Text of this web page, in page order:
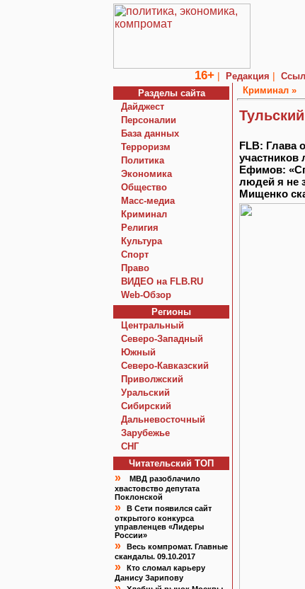
16+ | Редакция |
Разделы сайта
Дайджест
Персоналии
База данных
Терроризм
Политика
Экономика
Общество
Macc-медиа
Криминал
Религия
Культура
Спорт
Право
ВИДЕО на FLB.RU
Web-Обзор
Регионы
Центральный
Северо-Западный
Южный
Северо-Кавказский
Приволжский
Уральский
Сибирский
Дальневосточный
Зарубежье
СНГ
Читательский TOП
»
МВД разоблачило
хвастовство депутата
Поклонской
»
В Сети появился сайт
открытого конкурса
управленцев «Лидеры
России»
»
Весь компромат. Главные
скандалы. 09.10.2017
»
Кто сломал карьеру
Данису Зарипову
Криминал »
FLB: Глава
Ефимов:
людей я не
Мищенко